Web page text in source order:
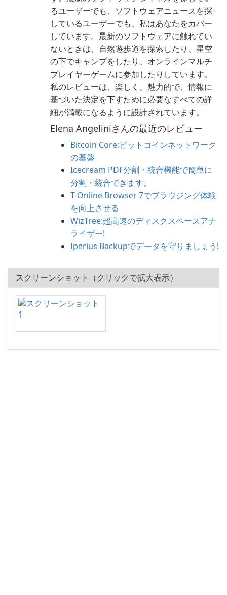
るユーザーでも、ソフトウェアニュースを探
しているユーザーでも、私はあなたをカバー
しています。最新のソフトウェアに触れてい
ないときは、自然遊歩道を探索したり、星空
の下でキャンプをしたり、オンラインマルチ
プレイヤーゲームに参加したりしています。
私のレビューは、楽しく、魅力的で、情報に
基づいた決定を下すために必要なすべての詳
細が満載になるように設計されています。
Elena Angeliniさんの最近のレビュー
Bitcoin Core:ビットコインネットワーク
の基盤
Icecream PDF分割・統合機能で簡単に
分割・統合できます。
T-Online Browser 7でブラウジング体験
を向上させる
WizTree:超高速のディスクスペースアナ
ライザー!
Iperius Backupでデータを守りましょう!
スクリーンショット（クリックで拡大表示）